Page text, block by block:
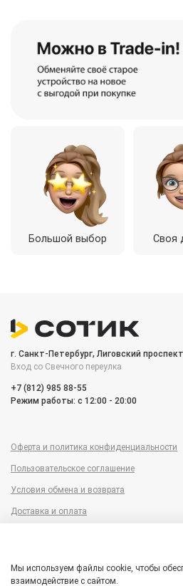
Большой выбор Своя
г. Санкт-Петербург, Лиговский
Вход со Cвечного переулка
+7 (812) 985 88-55
Режим работы: c 12:00 - 20:00
Оферта и политика конфиденциальности
Пользовательское соглашение
Условия обмена и возврата
Доставка и оплата
Мы используем файлы cookie, чтобы
взаимодействие с сайтом.